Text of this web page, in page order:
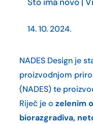
14. 10. 2024.
NADES Design je
proizvodnjom
(NADES) te
Riječ je ozelenim
biorazgradiva,